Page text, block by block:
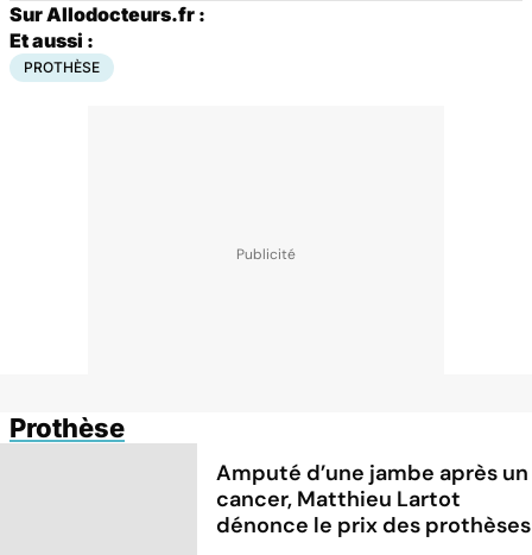
Sur Allodocteurs.fr :
Et aussi :
PROTHÈSE
Prothèse
Amputé d’une jambe après un
cancer, Matthieu Lartot
dénonce le prix des prothèses